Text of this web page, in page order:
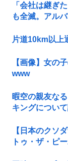
「会社は継ぎ
も全滅。アル
片道10km以上
【画像】女の
www
暇空の親友な
キングについ
【日本のクソ
トゥ・ザ・ピ